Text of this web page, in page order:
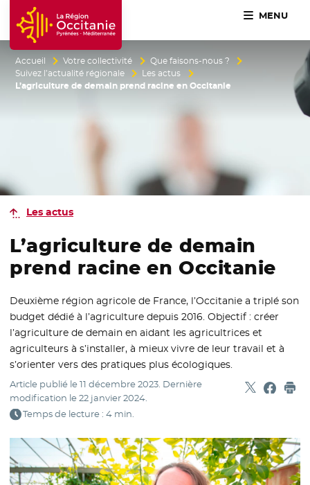
Accueil Région Occitanie / Pyrénées-Méditerranée
MENU
Accueil Votre collectivité
Que faisons-nous ?
Suivez l’actualité régionale
Les actus
L’agriculture de demain prend racine en Occitanie
Les actus
L’agriculture de demain
prend racine en Occitanie
Deuxième région agricole de France, l’Occitanie a triplé son
budget dédié à l’agriculture depuis 2016. Objectif : créer
l’agriculture de demain en aidant les agricultrices et
agriculteurs à s’installer, à mieux vivre de leur travail et à
s’orienter vers des pratiques plus écologiques.
Article publié le11 décembre 2023. Dernière
modification le22 janvier 2024.
Temps de lecture : 4 min.
Partager
- Nouvelle
-